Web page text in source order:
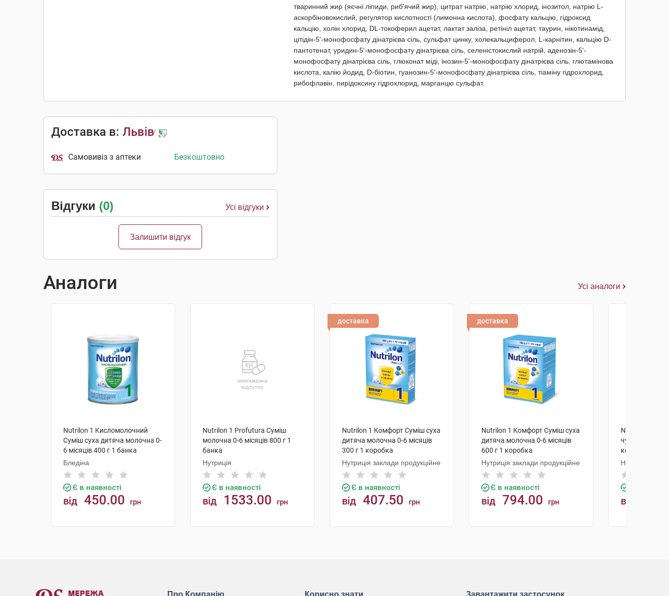
тваринний жир (яєчні ліпиди, риб'ячий жир), цитрат натрію, натрію хлорид, інозитол, натрію L-
аскорбіновокислий, регулятор кислотності (лимонна кислота), фосфату кальцію, гідроксид
кальцію, холін хлорид, DL-токоферил ацетат, лактат заліза, ретініл ацетат, таурин, нікотинамід,
цітідін-5'-монофосфату дінатрієва сіль, сульфат цинку, холекальциферол, L-карнітин, кальцію D-
пантотенат, уридин-5'-монофосфату дінатрієва сіль, селеністокислий натрій, аденозін-5'-
монофосфату дінатрієва сіль, глюконат міді, інозин-5'-монофосфату дінатрієва сіль, глютамінова
кислота, калію йодид, D-біотин, гуанозин-5'-монофосфату дінатрієва сіль, тіаміну гідрохлорид,
рибофлавін, пирідоксину гідрохлорид, марганцю сульфат.
Доставка в: Львів
Самовивіз з аптеки Безкоштовно
Відгуки (0) Усі відгуки
Залишити відгук
Аналоги Усі аналоги
Nutrilon 1 Kисломолочний
Суміш суха дитяча молочна 0-
6 місяців 400 г 1 банка
Бледіна
Є в наявності
від 450.00 грн
Nutrilon 1 Profutura Суміш
молочна 0-6 місяців 800 г 1
банка
Нутриція
Є в наявності
від 1533.00 грн
доставка
Nutrilon 1 Комфорт Суміш суха
дитяча молочна 0-6 місяців
300 г 1 коробка
Нутриція заклади продукційне
Є в наявності
від 407.50 грн
доставка
Nutrilon 1 Комфорт Суміш суха
дитяча молочна 0-6 місяців
600 г 1 коробка
Нутриція заклади продукційне
Є в наявності
від 794.00 грн
Nutrilon 1
чутливих
коробка
Нутриція
від
Про Компанію Корисно знати Завантажити застосунок